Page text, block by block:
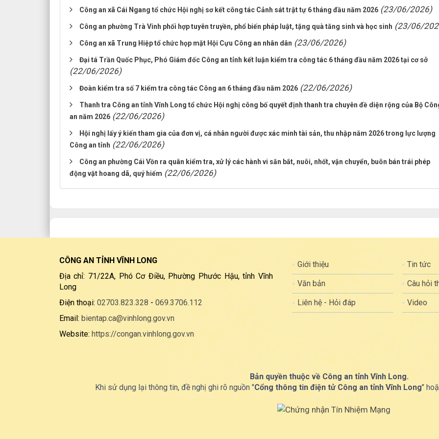
Công an xã Cái Ngang tổ chức Hội nghị sơ kết công tác Cảnh sát trật tự 6 tháng đầu năm 2026 (23/06/2026)
Công an phường Trà Vinh phối hợp tuyên truyền, phổ biến pháp luật, tặng quà tăng sinh và học sinh (23/06/
Công an xã Trung Hiệp tổ chức họp mặt Hội Cựu Công an nhân dân (23/06/2026)
Đại tá Trần Quốc Phục, Phó Giám đốc Công an tỉnh kết luận kiểm tra công tác 6 tháng đầu năm 2026 tại cơ sở
(22/06/2026)
Đoàn kiểm tra số 7 kiểm tra công tác Công an 6 tháng đầu năm 2026 (22/06/2026)
Thanh tra Công an tỉnh Vĩnh Long tổ chức Hội nghị công bố quyết định thanh tra chuyên đề diện rộng của Bộ
an năm 2026 (22/06/2026)
Hội nghị lấy ý kiến tham gia của đơn vị, cá nhân người được xác minh tài sản, thu nhập năm 2026 trong lực lượng
Công an tỉnh (22/06/2026)
Công an phường Cái Vồn ra quân kiểm tra, xử lý các hành vi săn bắt, nuôi, nhốt, vận chuyển, buôn bán trái phép
động vật hoang dã, quý hiếm (22/06/2026)
CÔNG AN TỈNH VĨNH LONG
Địa chỉ: 71/22A, Phó Cơ Điều, Phường Phước Hậu, tỉnh Vĩnh
Long
Điện thoại: 02703.823.328 - 069.3706.112
Email: bientap.ca@vinhlong.gov.vn
Website: https://congan.vinhlong.gov.vn
Giới thiệu Tin tức
Văn bản Câu hỏi
Liên hệ - Hỏi đáp Video
Bản quyền thuộc về Công an tỉnh Vĩnh Long.
Khi sử dụng lại thông tin, đề nghị ghi rõ nguồn "Cổng thông tin điện tử Công an tỉnh Vĩnh Long"